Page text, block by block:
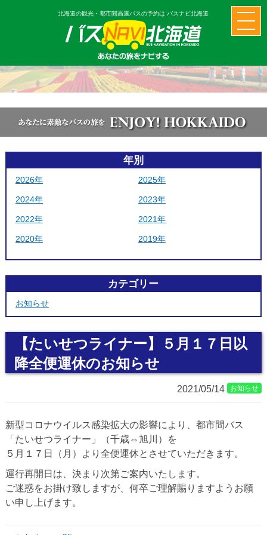
北海道の観光・都市間高速バスの予約は バスナビ北海道
【たいせつライナー】５月１７日以
降全便運休のお知らせ
2021/05/14 お知らせ
新型コロナウイルス感染拡大の影響により、都市間バス
「たいせつライナー」（千歳⇔旭川）を
５月１７日（月）より全便運休とさせていただきます。
運行再開日は、決まり次第ご案内いたします。
ご迷惑をお掛け致しますが、何卒ご理解賜りますようお願
い申し上げます。
年別
2026年 2025年
2024年 2023年
2022年 2021年
2020年 2019年
カテゴリー
お知らせ